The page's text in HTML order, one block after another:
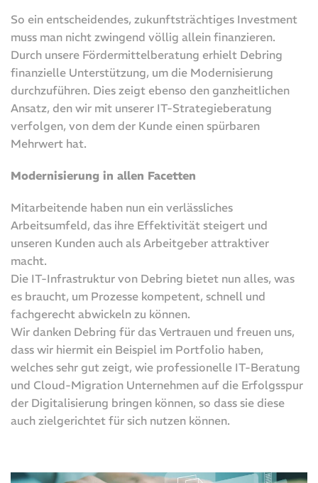
So ein entscheidendes, zukunftsträchtiges Investment
muss man nicht zwingend völlig allein finanzieren.
Durch unsere Fördermittelberatung erhielt Debring
finanzielle Unterstützung, um die Modernisierung
durchzuführen. Dies zeigt ebenso den ganzheitlichen
Ansatz, den wir mit unserer IT-Strategieberatung
verfolgen, von dem der Kunde einen spürbaren
Mehrwert hat.
Modernisierung in allen Facetten
Mitarbeitende haben nun ein verlässliches
Arbeitsumfeld, das ihre Effektivität steigert und
unseren Kunden auch als Arbeitgeber attraktiver
macht.
Die IT-Infrastruktur von Debring bietet nun alles, was
es braucht, um Prozesse kompetent, schnell und
fachgerecht abwickeln zu können.
Wir danken Debring für das Vertrauen und freuen uns,
dass wir hiermit ein Beispiel im Portfolio haben,
welches sehr gut zeigt, wie professionelle IT-Beratung
und Cloud-Migration Unternehmen auf die Erfolgsspur
der Digitalisierung bringen können, so dass sie diese
auch zielgerichtet für sich nutzen können.